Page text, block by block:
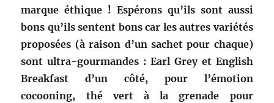
marque éthique ! Espérons qu’ils sont aussi
bons qu’ils sentent bons car les autres variétés
proposées (à raison d’un sachet pour chaque)
sont ultra-gourmandes : Earl Grey et English
Breakfast d’un côté, pour l’émotion
cocooning, thé vert à la grenade pour